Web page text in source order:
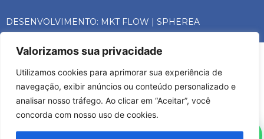
Valorizamos sua privacidade
Utilizamos cookies para aprimorar sua experiência de
navegação, exibir anúncios ou conteúdo personalizado e
analisar nosso tráfego. Ao clicar em “Aceitar”, você
concorda com nosso uso de cookies.
DESENVOLVIMENTO: MKT FLOW | SPHEREA